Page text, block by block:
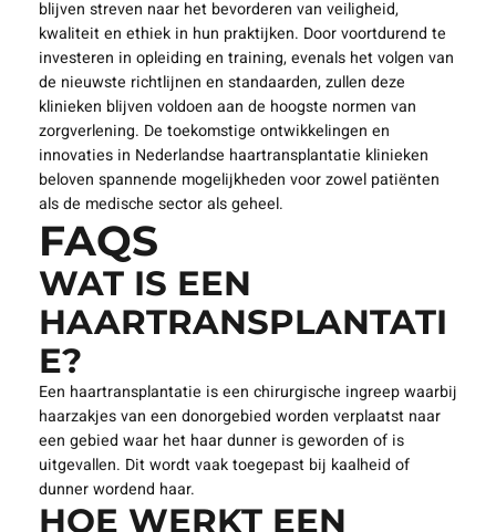
blijven streven naar het bevorderen van veiligheid,
kwaliteit en ethiek in hun praktijken. Door voortdurend te
investeren in opleiding en training, evenals het volgen van
de nieuwste richtlijnen en standaarden, zullen deze
klinieken blijven voldoen aan de hoogste normen van
zorgverlening. De toekomstige ontwikkelingen en
innovaties in Nederlandse haartransplantatie klinieken
beloven spannende mogelijkheden voor zowel patiënten
als de medische sector als geheel.
FAQS
WAT IS EEN
HAARTRANSPLANTATI
E?
Een haartransplantatie is een chirurgische ingreep waarbij
haarzakjes van een donorgebied worden verplaatst naar
een gebied waar het haar dunner is geworden of is
uitgevallen. Dit wordt vaak toegepast bij kaalheid of
dunner wordend haar.
HOE WERKT EEN